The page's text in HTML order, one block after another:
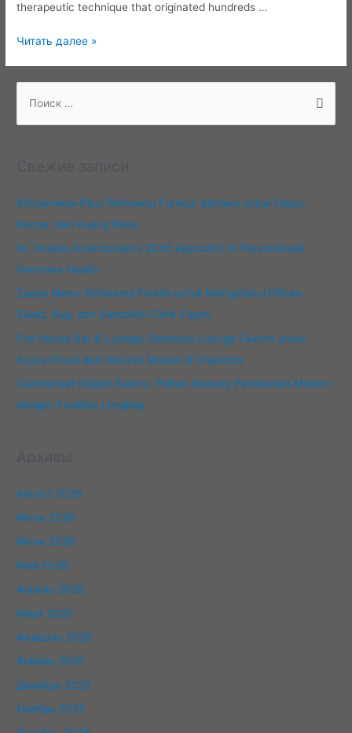
therapeutic technique that originated hundreds …
Persistent
Using
Thai
and
Pain
Читать далее »
:Kitchenette-Plus: Referensi Furnitur Modern untuk Dapur,
Kamar, dan Ruang Kerja
Dr. Amalia Annaradnam’s 2026 Approach to Personalised
Hormone Health
Zupas Menu: Referensi Praktis untuk Mengetahui Pilihan
Salad, Sup, dan Sandwich Café Zupas
Fire House Bar & Lounge: Destinasi Lounge Favorit untuk
Acara Privat dan Hiburan Malam di Charlotte
Cumhuriyet Düğün Salonu: Pilihan Gedung Pernikahan Modern
dengan Fasilitas Lengkap
Август 2026
Июль 2026
Июнь 2026
Май 2026
Апрель 2026
Март 2026
Февраль 2026
Январь 2026
Декабрь 2025
Ноябрь 2025